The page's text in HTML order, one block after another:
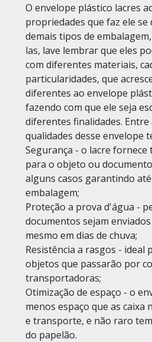
O envelope plástico lacres
propriedades que faz ele se
demais tipos de
las, lave lembrar que eles
com diferentes materiais,
particularidades, que
diferentes ao envelope
fazendo com que ele seja
diferentes finalidades. Entre
qualidades desse envelope
Segurança - o lacre fornece
para o objeto ou
alguns casos garantindo
embalagem;
Proteção a prova d'água -
documentos sejam
mesmo em dias de chuva;
Resistência a rasgos - ideal
objetos que passarão por
transportadoras;
Otimização de espaço - o
menos espaço que as caixa
e transporte, e não raro
do papelão.